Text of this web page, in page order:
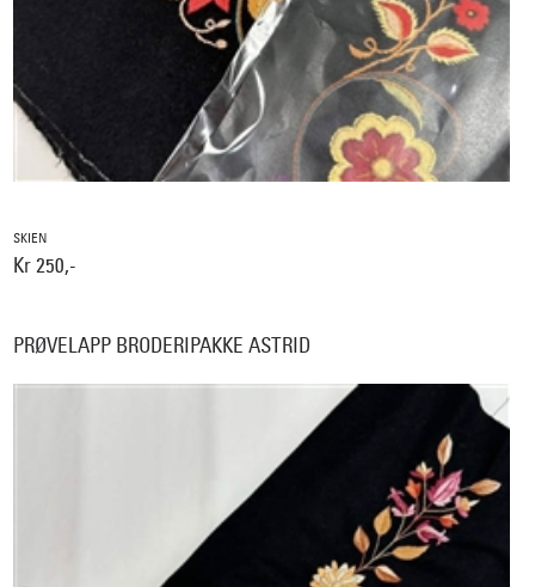
SKIEN
Kr 250,-
PRØVELAPP BRODERIPAKKE ASTRID